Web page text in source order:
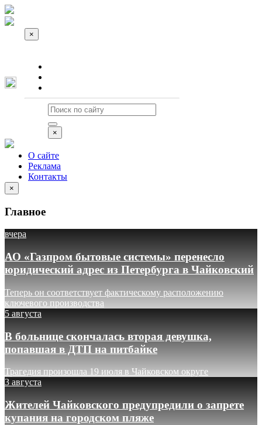
×
×
О сайте
Реклама
Контакты
×
Главное
вчера
АО «Газпром бытовые системы» перенесло
юридический адрес из Петербурга в Чайковский
Теперь он соответствует фактическому расположению
ключевого производства
5 августа
В больнице скончалась вторая девушка,
попавшая в ДТП на питбайке
Трагедия произошла 19 июля в Чайковском округе
3 августа
Жителей Чайковского предупредили о запрете
купания на городском пляже